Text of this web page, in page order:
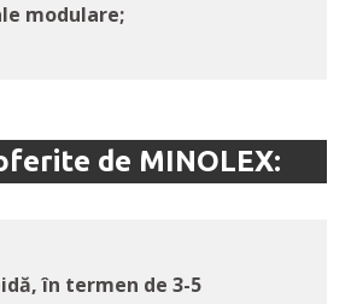
modulare;
de MINOLEX:
în termen de 3-5